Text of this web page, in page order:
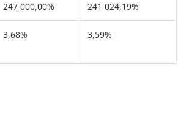
247 000,00% 241 024,19%
3,68% 3,59%